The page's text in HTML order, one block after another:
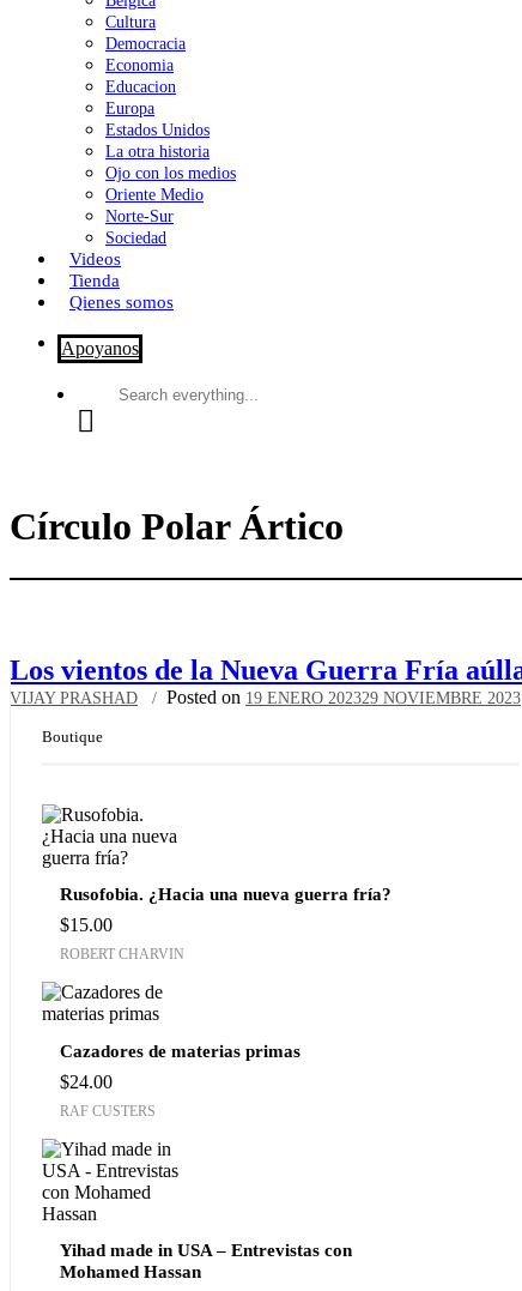
Cultura
Democracia
Economia
Educacion
Europa
Estados Unidos
La otra historia
Ojo con los medios
Oriente Medio
Norte-Sur
Sociedad
Videos
Tienda
Qienes somos
Apoyanos
Search
Círculo Polar Ártico
Los vientos de la Nueva Guerra Fría
VIJAY PRASHAD Posted on 19 ENERO 202329 NOVIEMBRE 2023
Boutique
Rusofobia. ¿Hacia una nueva guerra fría?
$15.00
ROBERT CHARVIN
Cazadores de materias primas
$24.00
RAF CUSTERS
Yihad made in USA – Entrevistas con
Mohamed Hassan